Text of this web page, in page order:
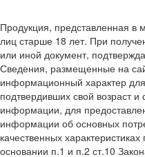
Продукция, представленная в
лиц старше 18 лет. При
или иной документ,
Сведения, размещенные на
информационный характер
подтвердивших свой возраст и
информации, для
информации об основных
качественных
основании п.1 и п.2 ст.10